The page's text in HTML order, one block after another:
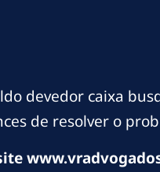
devedor caixa
de resolver o